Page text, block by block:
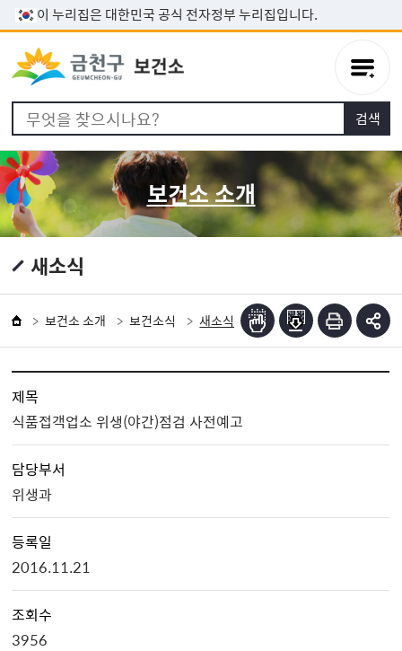
본문 바로가기
이 누리집은 대한민국 공식 전자정부 누리집입니다.
보건소 소개
새소식
보건소 소개 보건소식 새소식
제목
식품접객업소 위생(야간)점검 사전예고
담당부서
위생과
등록일
2016.11.21
조회수
3956